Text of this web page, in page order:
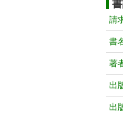
請
書
著
出
出